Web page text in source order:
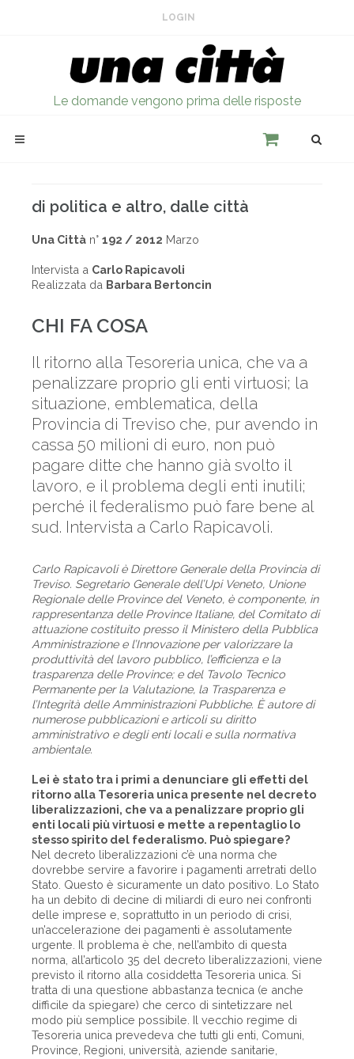
LOGIN
Le domande vengono prima delle risposte
di politica e altro, dalle città
Una Città n° 192 / 2012 Marzo
Intervista a Carlo Rapicavoli
Realizzata da Barbara Bertoncin
CHI FA COSA
Il ritorno alla Tesoreria unica, che va a
penalizzare proprio gli enti virtuosi; la
situazione, emblematica, della
Provincia di Treviso che, pur avendo in
cassa 50 milioni di euro, non può
pagare ditte che hanno già svolto il
lavoro, e il problema degli enti inutili;
perché il federalismo può fare bene al
sud. Intervista a Carlo Rapicavoli.
Carlo Rapicavoli è Direttore Generale della Provincia di
Treviso. Segretario Generale dell’Upi Veneto, Unione
Regionale delle Province del Veneto, è componente, in
rappresentanza delle Province Italiane, del Comitato di
attuazione costituito presso il Ministero della Pubblica
Amministrazione e l’Innovazione per valorizzare la
produttività del lavoro pubblico, l’efficienza e la
trasparenza delle Province; e del Tavolo Tecnico
Permanente per la Valutazione, la Trasparenza e
l’Integrità delle Amministrazioni Pubbliche. È autore di
numerose pubblicazioni e articoli su diritto
amministrativo e degli enti locali e sulla normativa
ambientale.
Lei è stato tra i primi a denunciare gli effetti del
ritorno alla Tesoreria unica presente nel decreto
liberalizzazioni, che va a penalizzare proprio gli
enti locali più virtuosi e mette a repentaglio lo
stesso spirito del federalismo. Può spiegare?
Nel decreto liberalizzazioni c’è una norma che
dovrebbe servire a favorire i pagamenti arretrati dello
Stato. Questo è sicuramente un dato positivo. Lo Stato
ha un debito di decine di miliardi di euro nei confronti
delle imprese e, soprattutto in un periodo di crisi,
un’accelerazione dei pagamenti è assolutamente
urgente. Il problema è che, nell’ambito di questa
norma, all’articolo 35 del decreto liberalizzazioni, viene
previsto il ritorno alla cosiddetta Tesoreria unica. Si
tratta di una questione abbastanza tecnica (e anche
difficile da spiegare) che cerco di sintetizzare nel
modo più semplice possibile. Il vecchio regime di
Tesoreria unica prevedeva che tutti gli enti, Comuni,
Province, Regioni, università, aziende sanitarie,